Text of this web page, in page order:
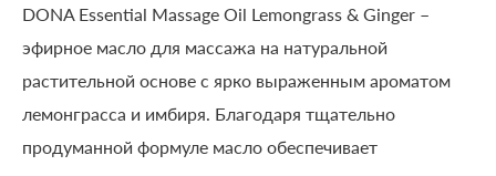
DONA Essential Massage Oil Lemongrass & Ginger –
эфирное масло для массажа на натуральной
растительной основе с ярко выраженным ароматом
лемонграсса и имбиря. Благодаря тщательно
продуманной формуле масло обеспечивает